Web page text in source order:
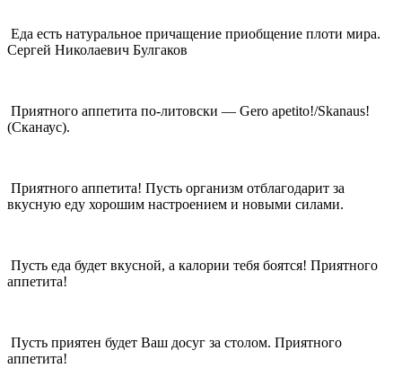
Еда есть натуральное причащение приобщение плоти мира.
Сергей Николаевич Булгаков
Приятного аппетита по-литовски — Gero apetito!/Skanaus!
(Сканаус).
Приятного аппетита! Пусть организм отблагодарит за
вкусную еду хорошим настроением и новыми силами.
Пусть еда будет вкусной, а калории тебя боятся! Приятного
аппетита!
Пусть приятен будет Ваш досуг за столом. Приятного
аппетита!